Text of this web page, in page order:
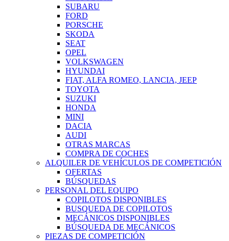
SUBARU
FORD
PORSCHE
SKODA
SEAT
OPEL
VOLKSWAGEN
HYUNDAI
FIAT, ALFA ROMEO, LANCIA, JEEP
TOYOTA
SUZUKI
HONDA
MINI
DACIA
AUDI
OTRAS MARCAS
COMPRA DE COCHES
ALQUILER DE VEHÍCULOS DE COMPETICIÓN
OFERTAS
BÚSQUEDAS
PERSONAL DEL EQUIPO
COPILOTOS DISPONIBLES
BUSQUEDA DE COPILOTOS
MECÁNICOS DISPONIBLES
BÚSQUEDA DE MECÁNICOS
PIEZAS DE COMPETICIÓN